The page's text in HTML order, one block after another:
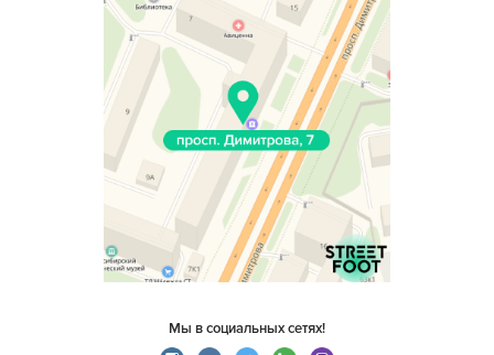
Мы в социальных сетях!